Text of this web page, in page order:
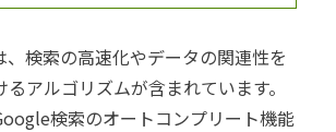
、検索の高速化やデータの関連性を
アルゴリズムが含まれています。
検索のオートコンプリート機能